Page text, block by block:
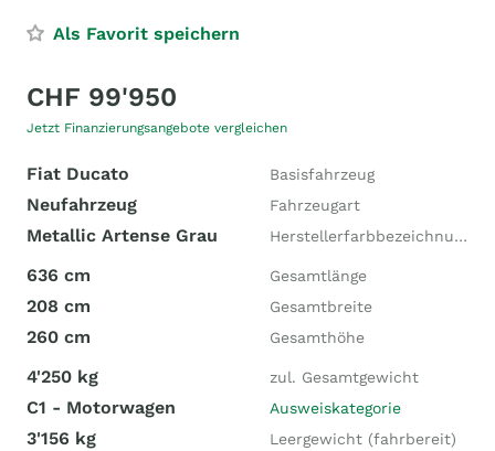
Als Favorit speichern
CHF 99'950
Jetzt Finanzierungsangebote vergleichen
Fiat Ducato Basisfahrzeug
Neufahrzeug Fahrzeugart
Metallic Artense Grau Herstellerfarbbezeichnung
636 cm Gesamtlänge
208 cm Gesamtbreite
260 cm Gesamthöhe
4'250 kg zul. Gesamtgewicht
C1 - Motorwagen Ausweiskategorie
3'156 kg Leergewicht (fahrbereit)